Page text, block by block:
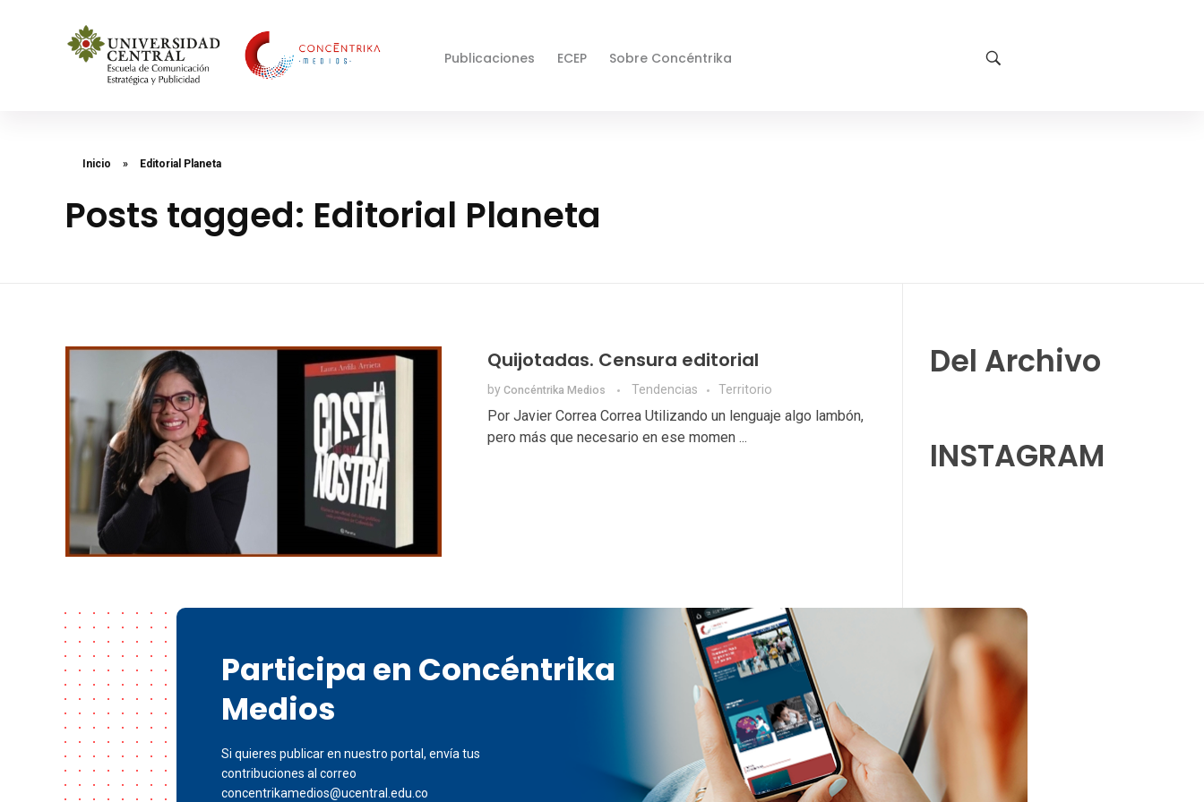
Publicaciones ECEP Sobre Concéntrika
Inicio » Editorial Planeta
Posts tagged: Editorial Planeta
Quijotadas. Censura editorial
by Concéntrika Medios Tendencias Territorio
Por Javier Correa Correa Utilizando un lenguaje algo lambón,
pero más que necesario en ese momen ...
Del Archivo
INSTAGRAM
Participa en Concéntrika
Medios
Si quieres publicar en nuestro portal, envía tus
contribuciones al correo
concentrikamedios@ucentral.edu.co